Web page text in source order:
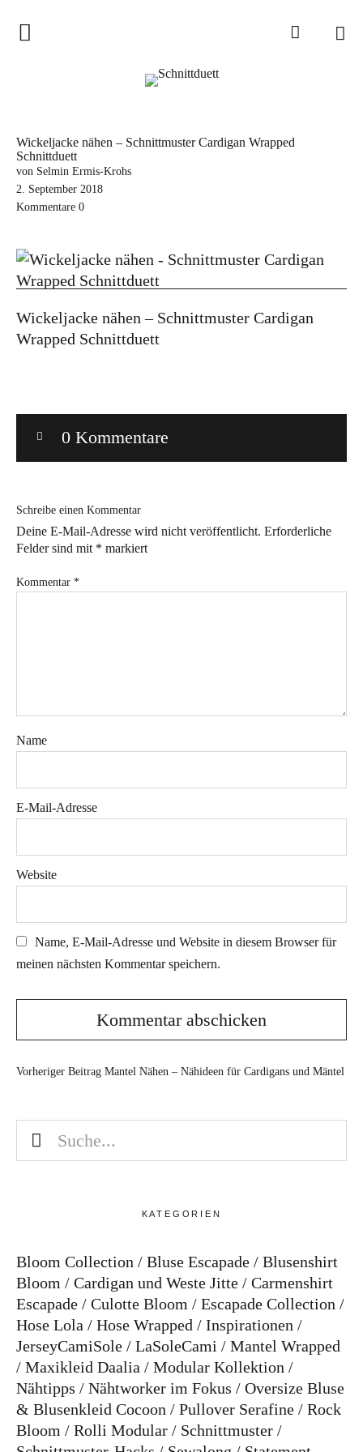
Home
Schnittduett Magazin
Sewalong
Stoffempfehlungen
Tipps zur Schnittanpassung
Wir sagen Danke und Good
Kontakt
Greet
Wickeljacke nähen – Schnittmuster Cardigan Wrapped
Schnittduett
von Selmin Ermis-Krohs
2. September 2018
Kommentare 0
Wickeljacke nähen – Schnittmuster Cardigan
Wrapped Schnittduett
0 Kommentare
Schreibe einen Kommentar
Deine E-Mail-Adresse wird nicht veröffentlicht. Erforderliche
Felder sind mit * markiert
Kommentar *
Name
E-Mail-Adresse
Website
Name, E-Mail-Adresse und Website in diesem Browser für
meinen nächsten Kommentar speichern.
Vorheriger Beitrag Mantel Nähen – Nähideen für Cardigans und Mäntel
KATEGORIEN
Bloom Collection Bluse Escapade
Blusenshirt
Bloom
Cardigan und Weste Jitte
Carmenshirt
Escapade
Culotte Bloom
Escapade Collection
Hose Lola
Hose Wrapped
Inspirationen
JerseyCamiSole
LaSoleCami
Mantel Wrapped
Maxikleid Daalia
Modular Kollektion
Nähtipps
Nähtworker im Fokus
Oversize Bluse
& Blusenkleid Cocoon
Pullover Serafine
Rock
Bloom
Rolli Modular
Schnittmuster